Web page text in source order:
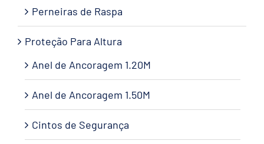
Perneiras de Raspa
Proteção Para Altura
Anel de Ancoragem 1.20M
Anel de Ancoragem 1.50M
Cintos de Segurança